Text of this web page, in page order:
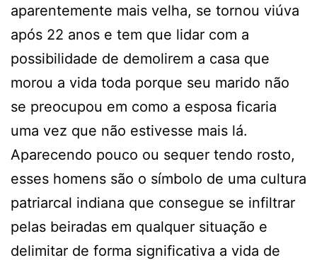
aparentemente mais velha, se tornou viúva
após 22 anos e tem que lidar com a
possibilidade de demolirem a casa que
morou a vida toda porque seu marido não
se preocupou em como a esposa ficaria
uma vez que não estivesse mais lá.
Aparecendo pouco ou sequer tendo rosto,
esses homens são o símbolo de uma cultura
patriarcal indiana que consegue se infiltrar
pelas beiradas em qualquer situação e
delimitar de forma significativa a vida de